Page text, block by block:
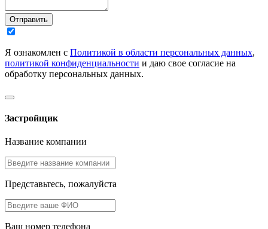
Отправить
Я ознакомлен с Политикой в области персональных данных,
политикой конфиденциальности и даю свое согласие на
обработку персональных данных.
Застройщик
Название компании
Представьтесь, пожалуйста
Ваш номер телефона